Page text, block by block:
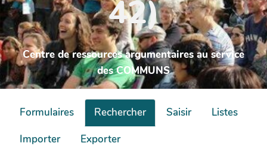
42)
Centre de ressources argumentaires au service
des COMMUNS
Formulaires Rechercher Saisir
Listes
Importer
Exporter